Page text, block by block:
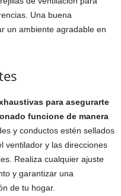
Una buena
un ambiente agradable en
para asegurarte
funcione de manera
y conductos estén sellados
ventilador y las direcciones
Realiza cualquier ajuste
y garantizar una
de tu hogar.